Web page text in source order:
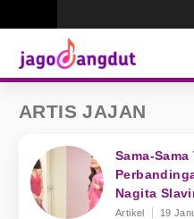
ARTIS JAJAN
Sama-
Nagita
Artikel 19